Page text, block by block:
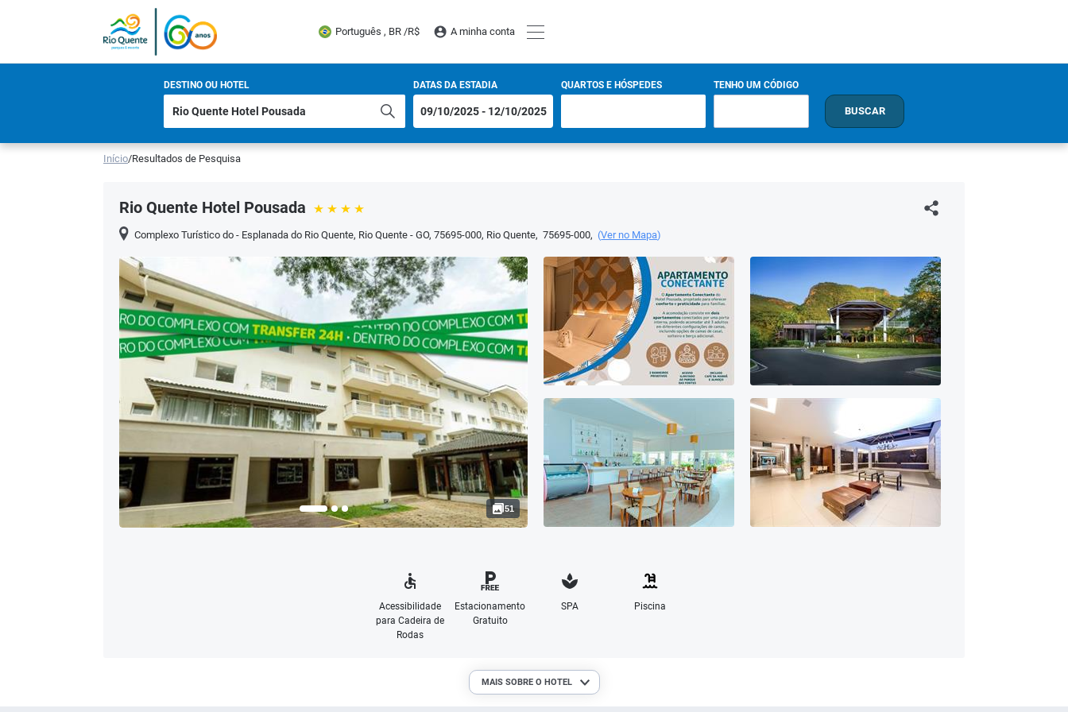
Português , BR /R$ A minha conta
DESTINO OU HOTEL DATAS DA ESTADIA QUARTOS E HÓSPEDES TENHO UM CÓDIGO
BUSCAR
Início/Resultados de Pesquisa
Rio Quente Hotel Pousada
Complexo Turístico do - Esplanada do Rio Quente, Rio Quente - GO, 75695-000, Rio Quente, 75695-000, (Ver no Mapa)
51
Acessibilidade
para Cadeira de
Rodas
Estacionamento
Gratuito
SPA Piscina
MAIS SOBRE O HOTEL